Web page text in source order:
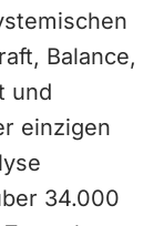
Balance,
und
einzigen
34.000